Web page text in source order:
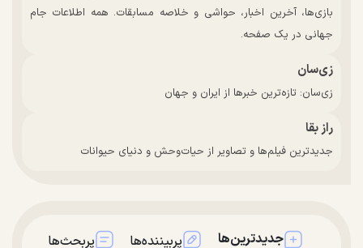
بازی‌ها، آخرین اخبار، حواشی و خلاصه مسابقات. همه اطلاعات جام
جهانی در یک صفحه.
زی‌سان
زی‌سان: تازه‌ترین خبرها از ایران و جهان
راز بقا
جدیدترین فیلم‌ها و تصاویر از حیات‌وحش و دنیای حیوانات
جدیدترین‌ها پربیننده‌ها پربحث‌ها